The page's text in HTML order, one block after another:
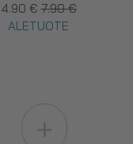
4.90 € 7.90 €
ALETUOTE